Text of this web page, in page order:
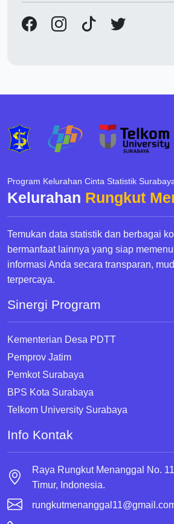
Program Kelurahan Cinta Statistik
Kelurahan Rungkut
Temukan data statistik dan berbagai
bermanfaat lainnya yang siap
informasi Anda secara transparan,
terpercaya.
Sinergi Program
Kementerian Desa PDTT
Pemprov Jatim
Pemkot Surabaya
BPS Kota Surabaya
Telkom University Surabaya
Info Kontak
Raya Rungkut Menanggal No.
Timur, Indonesia.